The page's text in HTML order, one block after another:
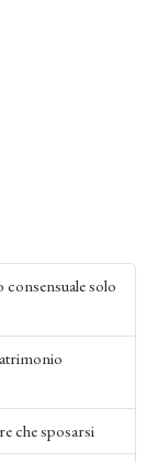
solo
che sposarsi